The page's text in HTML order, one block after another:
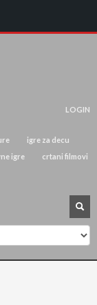
LOGIN
igre za decu
igre
crtani filmovi